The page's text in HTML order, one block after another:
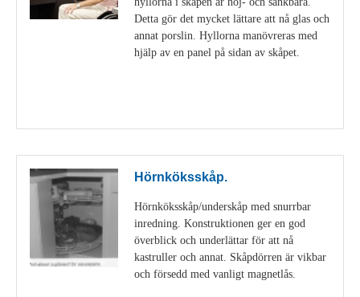
Detta gör det mycket lättare att nå glas och
annat porslin. Hyllorna manövreras med
hjälp av en panel på sidan av skåpet.
Hörnköksskåp.
Hörnköksskåp/underskåp med snurrbar
inredning. Konstruktionen ger en god
överblick och underlättar för att nå
kastruller och annat. Skåpdörren är vikbar
och försedd med vanligt magnetlås.